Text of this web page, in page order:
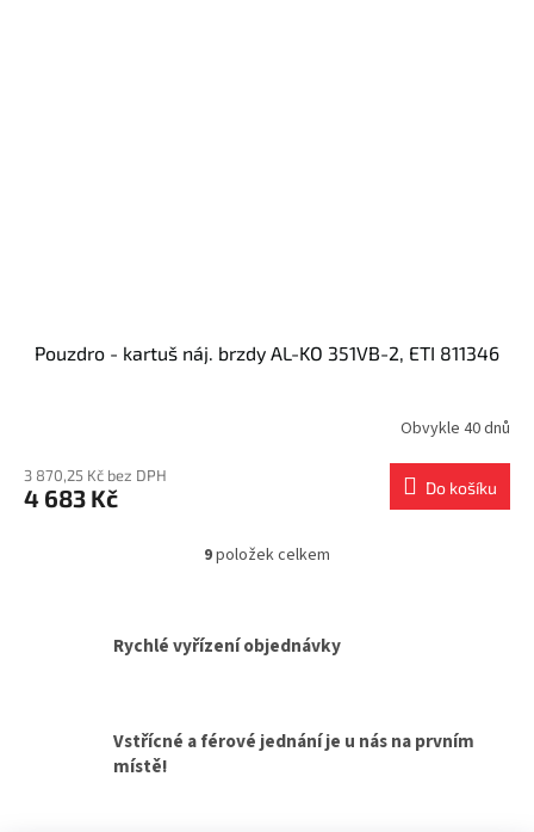
Pouzdro - kartuš náj. brzdy AL-KO 351VB-2, ETI 811346
Obvykle 40 dnů
3 870,25 Kč bez DPH
4 683 Kč Do košíku
O
á
d
p
9položek celkem
Rychlé vyřízení objednávky
Vstřícné a férové jednání je u nás na prvním
místě!